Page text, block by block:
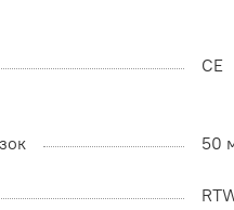
CE
50